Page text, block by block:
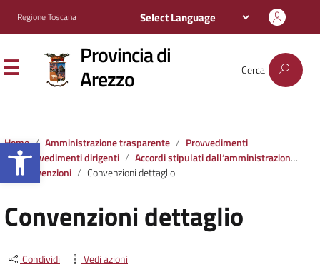
Apri la barra degli strumenti
Regione Toscana
Provincia di
Arezzo Cerca
Home Amministrazione trasparente
Provvedimenti
Provvedimenti dirigenti
Accordi stipulati dall‘amministrazione con soggetti privati o con altre amministrazioni pubbliche
Convenzioni
Convenzioni dettaglio
Convenzioni dettaglio
Condividi Vedi azioni